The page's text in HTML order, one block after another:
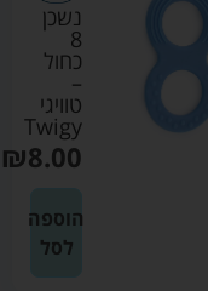
נשכן
8
כחול
–
טוויגי
Twigy
₪8.00
הוספה
לסל